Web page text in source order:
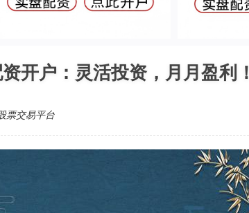
开户：灵活投资，月月盈利！
票交易平台